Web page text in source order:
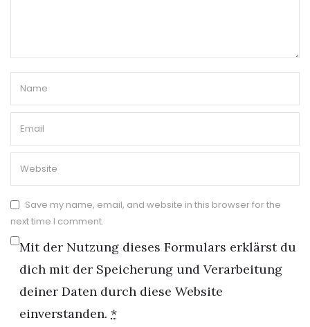
Save my name, email, and website in this browser for the
next time I comment.
Mit der Nutzung dieses Formulars erklärst du
dich mit der Speicherung und Verarbeitung
deiner Daten durch diese Website
einverstanden. *